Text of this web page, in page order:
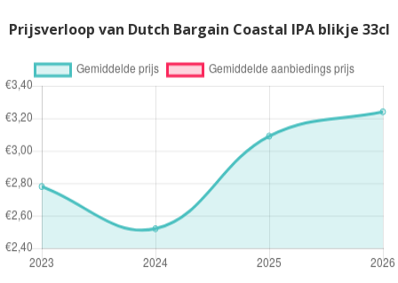
Prijsverloop van Dutch Bargain Coastal IPA blikje 33cl